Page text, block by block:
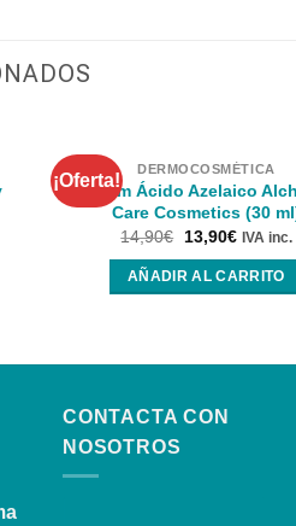
¡Oferta!
DERMOCOSMÉTICA
Serum Ácido Azelaico
Care Cosmetics (30
14,90€ 13,90€ IVA inc.
AÑADIR AL CARRITO
CONTACTA CON
NOSOTROS